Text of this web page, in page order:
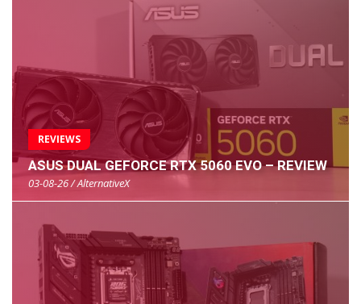
REVIEWS
ASUS DUAL GEFORCE RTX 5060 EVO – REVIEW
03-08-26 / AlternativeX